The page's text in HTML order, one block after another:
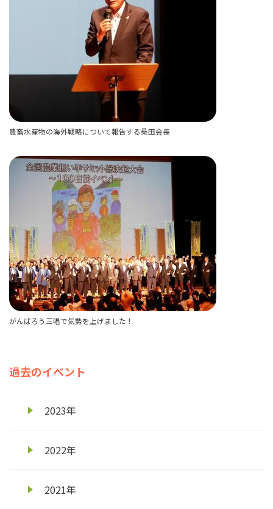
農畜水産物の海外戦略について報告する桑田会長
がんばろう三唱で気勢を上げました！
過去のイベント
2023年
2022年
2021年